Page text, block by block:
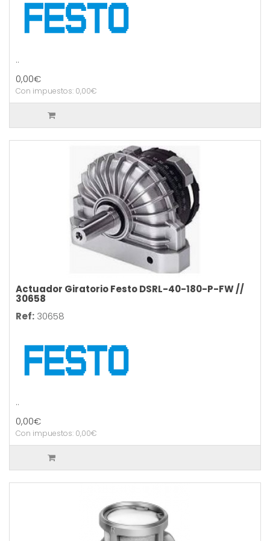
..
0,00€
Con impuestos: 0,00€
Actuador Giratorio Festo DSRL-40-180-P-FW //
30658
Ref: 30658
..
0,00€
Con impuestos: 0,00€